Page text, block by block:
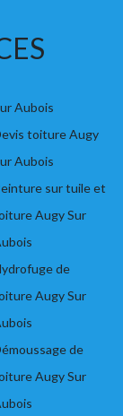
Aubois
toiture Augy
Aubois
sur tuile et
Augy Sur
de
Augy Sur
de
Augy Sur